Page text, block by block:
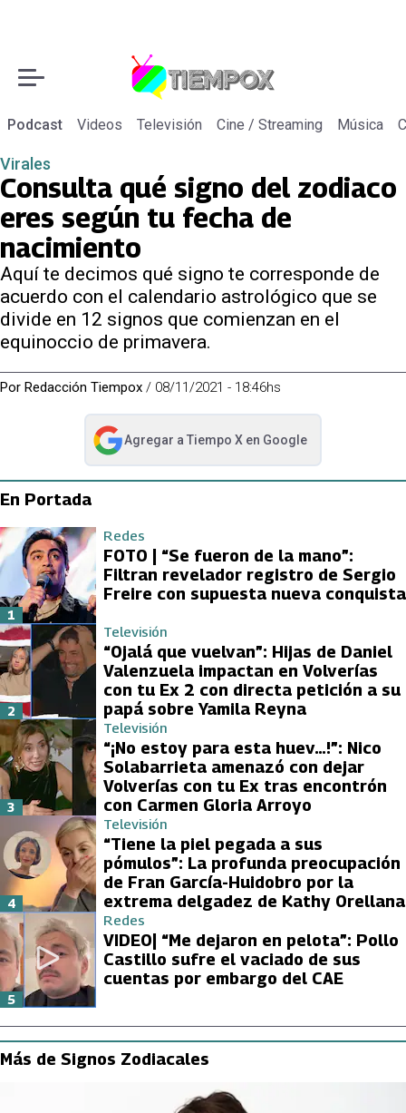
Podcast Videos Televisión Cine / Streaming Música
Virales
Consulta qué signo del zodiaco
eres según tu fecha de
nacimiento
Aquí te decimos qué signo te corresponde de
acuerdo con el calendario astrológico que se
divide en 12 signos que comienzan en el
equinoccio de primavera.
Por Redacción Tiempox / 08/11/2021 - 18:46hs
Agregar a Tiempo Xen Google
abre en nueva pestaña
En Portada
Redes
FOTO | “Se fueron de la mano”:
Filtran revelador registro de Sergio
Freire con supuesta nueva conquista
1
Televisión
“Ojalá que vuelvan”: Hijas de Daniel
Valenzuela impactan en Volverías
con tu Ex 2 con directa petición a su
papá sobre Yamila Reyna
2
Televisión
“¡No estoy para esta huev…!”: Nico
Solabarrieta amenazó con dejar
Volverías con tu Ex tras encontrón
con Carmen Gloria Arroyo
3
Televisión
“Tiene la piel pegada a sus
pómulos”: La profunda preocupación
de Fran García-Huidobro por la
extrema delgadez de Kathy Orellana
4
Redes
VIDEO| “Me dejaron en pelota”: Pollo
Castillo sufre el vaciado de sus
cuentas por embargo del CAE
5
Más de Signos Zodiacales